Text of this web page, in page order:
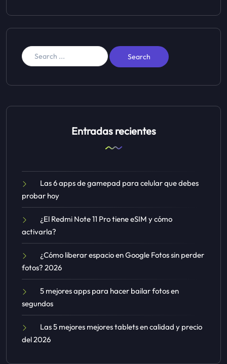
Entradas recientes
Las 6 apps de gamepad para celular que debes
probar hoy
¿El Redmi Note 11 Pro tiene eSIM y cómo
activarla?
¿Cómo liberar espacio en Google Fotos sin perder
fotos? 2026
5 mejores apps para hacer bailar fotos en
segundos
Las 5 mejores mejores tablets en calidad y precio
del 2026